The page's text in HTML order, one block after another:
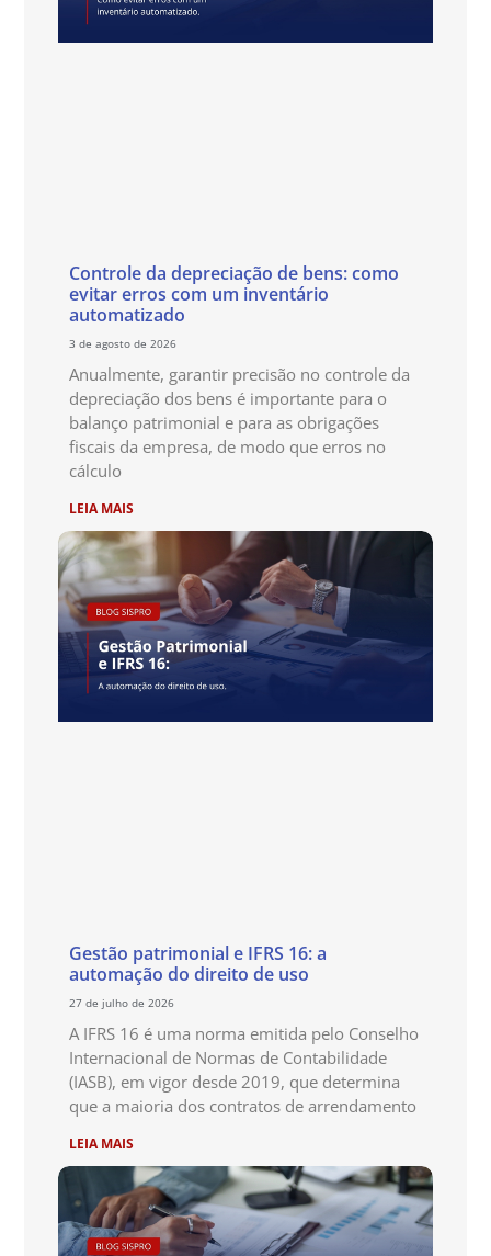
Controle da depreciação de bens: como
evitar erros com um inventário
automatizado
3 de agosto de 2026
Anualmente, garantir precisão no controle da
depreciação dos bens é importante para o
balanço patrimonial e para as obrigações
fiscais da empresa, de modo que erros no
cálculo
LEIA MAIS
Gestão patrimonial e IFRS 16: a
automação do direito de uso
27 de julho de 2026
A IFRS 16 é uma norma emitida pelo Conselho
Internacional de Normas de Contabilidade
(IASB), em vigor desde 2019, que determina
que a maioria dos contratos de arrendamento
LEIA MAIS